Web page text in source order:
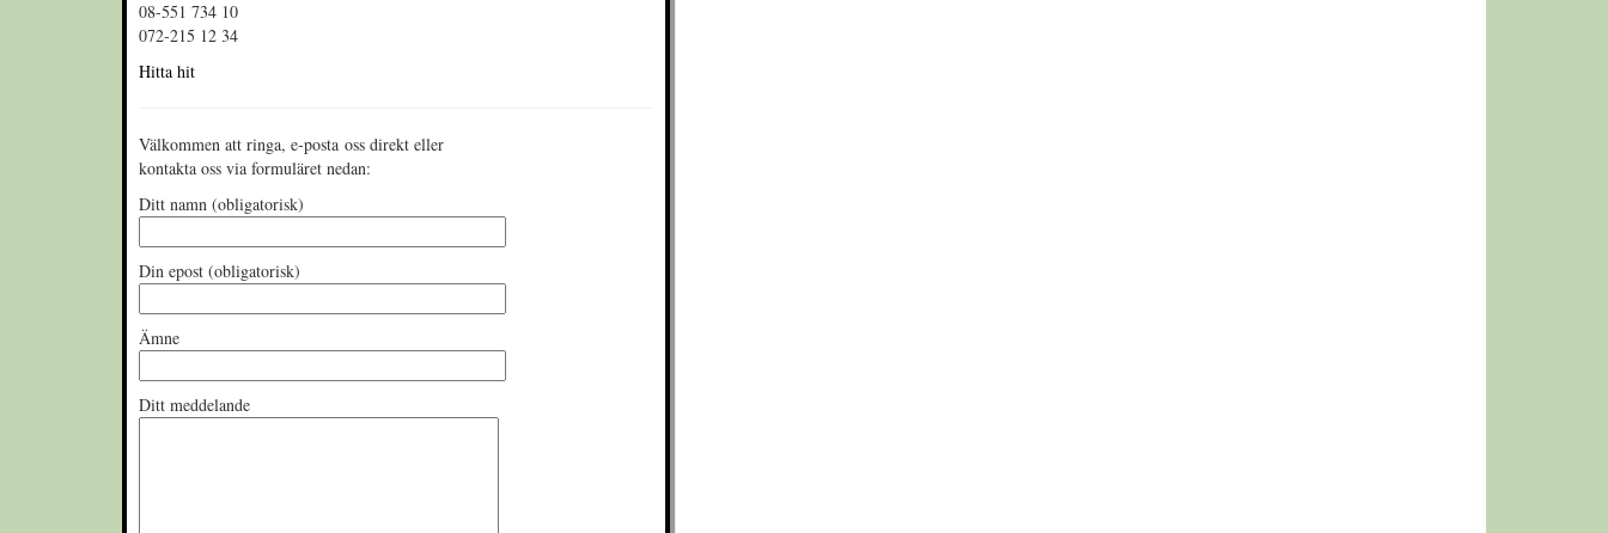
08-551 734 10
072-215 12 34
Hitta hit
Välkommen att ringa, e-posta oss direkt eller
kontakta oss via formuläret nedan:
Ditt namn (obligatorisk)
Din epost (obligatorisk)
Ämne
Ditt meddelande